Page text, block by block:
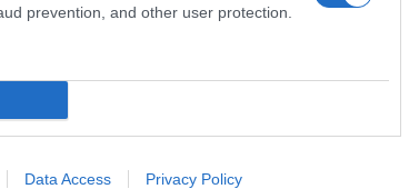
prevention, and other user protection.
Data Access Privacy Policy
των θυρών(;)
στην
Πήγαν για Καυτατζόγλειο και
14 Σεπτεμβρίου 2023, 4:54 μμ